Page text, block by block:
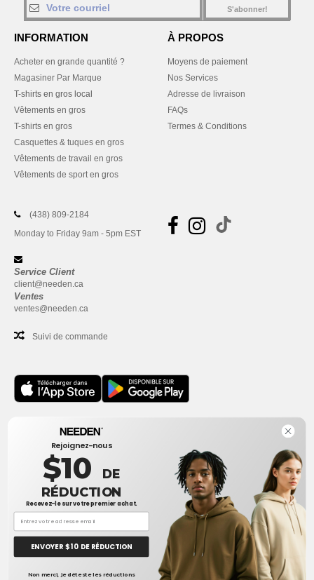
S'abonner!
INFORMATION
Acheter en grande quantité ?
Magasiner Par Marque
T-shirts en gros local
Vêtements en gros
T-shirts en gros
Casquettes & tuques en gros
Vêtements de travail en gros
Vêtements de sport en gros
À PROPOS
Moyens de paiement
Nos Services
Adresse de livraison
FAQs
Termes & Conditions
(438) 809-2184
Monday to Friday 9am - 5pm EST
Service Client
client@needen.ca
Ventes
ventes@needen.ca
Suivi de commande
Bureau
One Dundas Street West Suite 2500
Toronto, Ontario, M5G 1Z3
Ceci n'est PAS l'adresse de retour. Pour les retours, voir ici
Bureau
1300 rue Sherbrooke Ouest #400
Montreal, Quebec, H3G 1H9
Ceci n'est PAS l'adresse de retour. Pour les retours, voir ici
Bonjour
Si vous avez des questions ou des
Rejoignez-nous
$10 DE
RÉDUCTION
Recevez-le sur votre premier achat.
ENVOYER $ 10 DE RÉDUCTION
Non merci, je déteste les réductions